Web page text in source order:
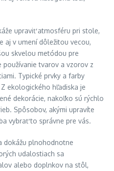
upraviť atmosféru pri stole,
aj v umení dôležitou vecou,
skvelou metódou pre
tvarov a vzorov z
Typické prvky a farby
ekologického hľadiska je
dekorácie, nakoľko sú rýchlo
Spôsobov, akými upravíte
vybrať to správne pre vás.
dokážu plnohodnotne
udalostiach sa
alebo doplnkov na stôl,